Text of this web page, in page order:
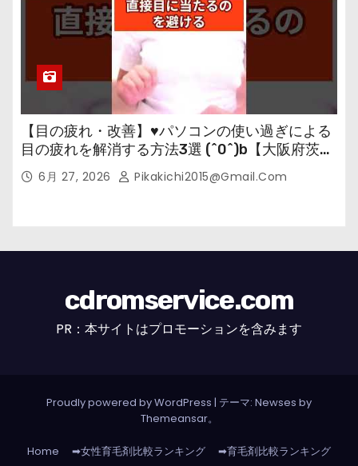
【目の疲れ・改善】♥パソコンの使い過ぎによる
目の疲れを解消する方法3選 (^0^)b【大阪府茨木
市の女性・美容鍼灸・整体師が教えます。】
6月 27, 2026 Pikakichi2015@gmail.com
cdromservice.com
PR：本サイトはプロモーションを含みます
Proudly powered by WordPress | テーマ: Newses by
Themeansar。
Home ➡女性育毛剤比較ランキング ➡育毛剤比較ランキング